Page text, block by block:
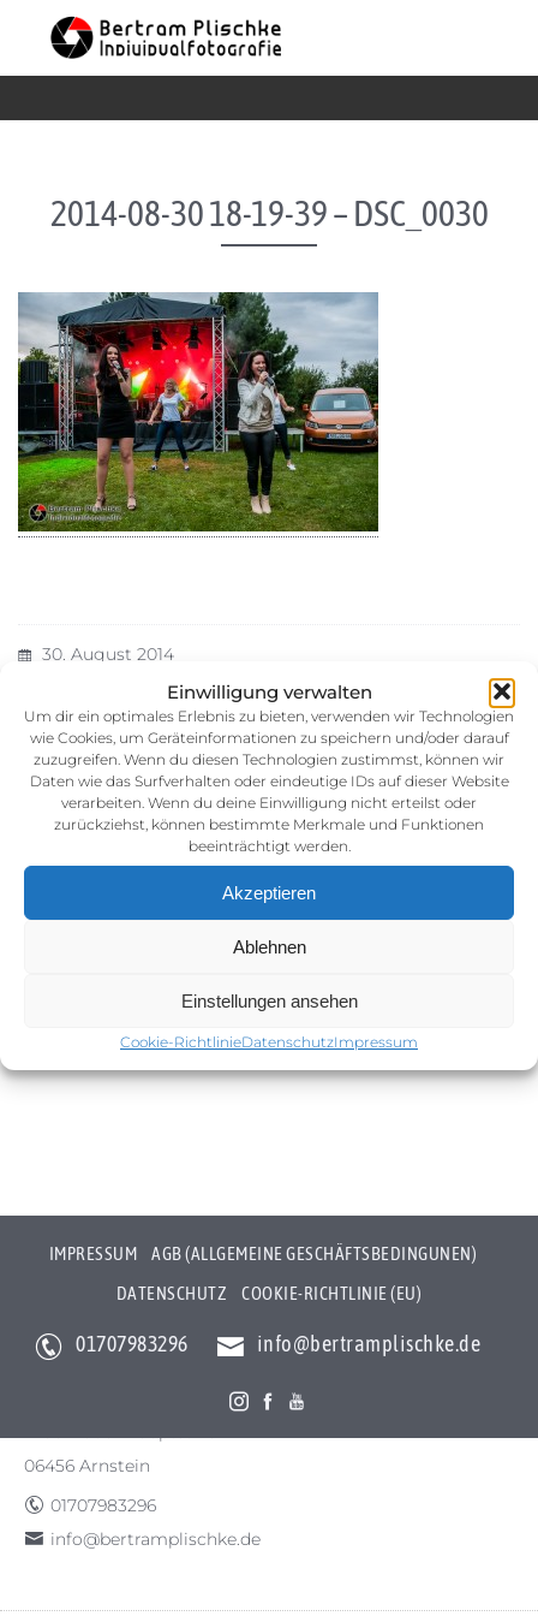
Einwilligung verwalten
Um dir ein optimales Erlebnis zu bieten, verwenden wir Technologien
wie Cookies, um Geräteinformationen zu speichern und/oder darauf
zuzugreifen. Wenn du diesen Technologien zustimmst, können wir
Daten wie das Surfverhalten oder eindeutige IDs auf dieser Website
verarbeiten. Wenn du deine Einwilligung nicht erteilst oder
zurückziehst, können bestimmte Merkmale und Funktionen
beeinträchtigt werden.
Akzeptieren
Ablehnen
Einstellungen ansehen
Cookie-RichtlinieDatenschutzImpressum
Skip to content
2014-08-30 18-19-39 – DSC_0030
30. August 2014
AGB (Allgemeine Geschäftsbedingunen)
IMPRESSUM
AGB (ALLGEMEINE GESCHÄFTSBEDINGUNEN)
DATENSCHUTZ
COOKIE-RICHTLINIE (EU)
01707983296 info@bertramplischke.de
Bertram Plischke Individualfotografie
06456 Arnstein
01707983296
info@bertramplischke.de